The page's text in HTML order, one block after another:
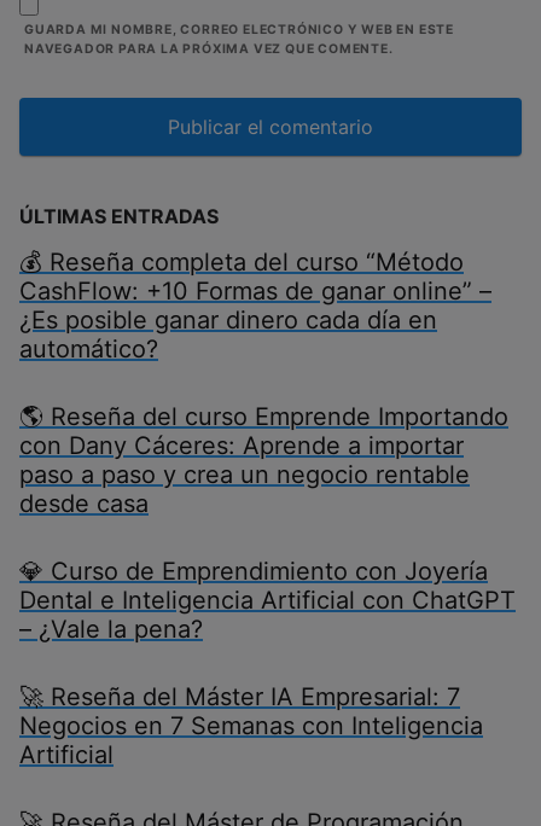
GUARDA MI NOMBRE, CORREO ELECTRÓNICO Y WEB EN ESTE
NAVEGADOR PARA LA PRÓXIMA VEZ QUE COMENTE.
ÚLTIMAS ENTRADAS
💰 Reseña completa del curso “Método
CashFlow: +10 Formas de ganar online” –
¿Es posible ganar dinero cada día en
automático?
🌎 Reseña del curso Emprende Importando
con Dany Cáceres: Aprende a importar
paso a paso y crea un negocio rentable
desde casa
💎 Curso de Emprendimiento con Joyería
Dental e Inteligencia Artificial con ChatGPT
– ¿Vale la pena?
🚀 Reseña del Máster IA Empresarial: 7
Negocios en 7 Semanas con Inteligencia
Artificial